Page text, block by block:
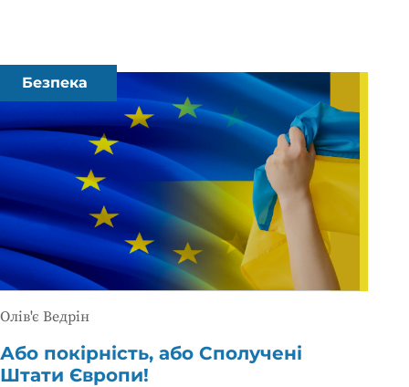
Безпека
Олів'є Ведрін
Або покірність, або Сполучені
Штати Європи!